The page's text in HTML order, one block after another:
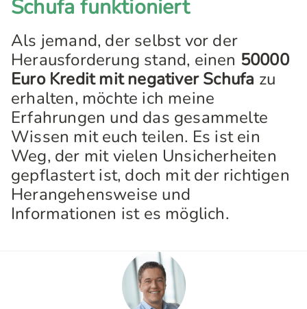
Schufa funktioniert
Als jemand, der selbst vor der
Herausforderung stand, einen 50000
Euro Kredit mit negativer Schufa zu
erhalten, möchte ich meine
Erfahrungen und das gesammelte
Wissen mit euch teilen. Es ist ein
Weg, der mit vielen Unsicherheiten
gepflastert ist, doch mit der richtigen
Herangehensweise und
Informationen ist es möglich.